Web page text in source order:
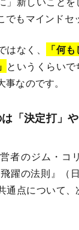
もマインドセ
なく、
「何
というくらい
なのです。
「決定打」
者のジム・コ
躍の法則』（
通点について、